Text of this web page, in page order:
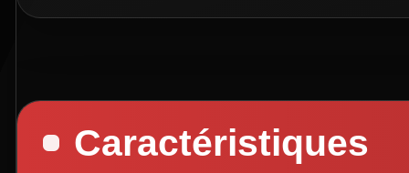
Caractéristiques